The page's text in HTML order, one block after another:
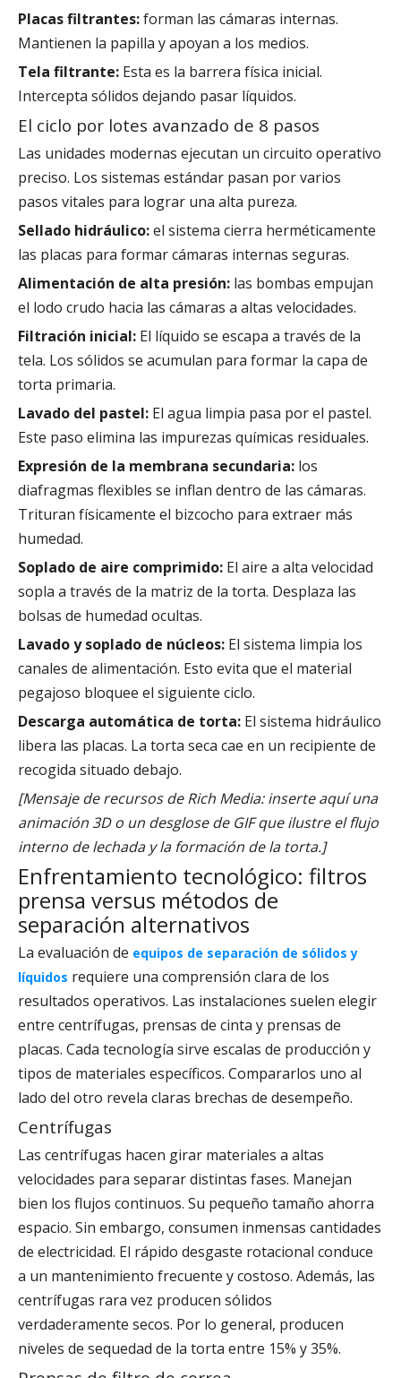
Placas filtrantes:forman las cámaras internas.
Mantienen la papilla y apoyan a los medios.
Tela filtrante: Esta es la barrera física inicial.
Intercepta sólidos dejando pasar líquidos.
El ciclo por lotes avanzado de 8 pasos
Las unidades modernas ejecutan un circuito operativo
preciso. Los sistemas estándar pasan por varios
pasos vitales para lograr una alta pureza.
Sellado hidráulico:el sistema cierra herméticamente
las placas para formar cámaras internas seguras.
Alimentación de alta presión: las bombas empujan
el lodo crudo hacia las cámaras a altas velocidades.
Filtración inicial: El líquido se escapa a través de la
tela. Los sólidos se acumulan para formar la capa de
torta primaria.
Lavado del pastel: El agua limpia pasa por el pastel.
Este paso elimina las impurezas químicas residuales.
Expresión de la membrana secundaria: los
diafragmas flexibles se inflan dentro de las cámaras.
Trituran físicamente el bizcocho para extraer más
humedad.
Soplado de aire comprimido: El aire a alta velocidad
sopla a través de la matriz de la torta. Desplaza las
bolsas de humedad ocultas.
Lavado y soplado de núcleos: El sistema limpia los
canales de alimentación. Esto evita que el material
pegajoso bloquee el siguiente ciclo.
Descarga automática de torta: El sistema hidráulico
libera las placas. La torta seca cae en un recipiente de
recogida situado debajo.
[Mensaje de recursos de Rich Media: inserte aquí una
animación 3D o un desglose de GIF que ilustre el flujo
interno de lechada y la formación de la torta.]
Enfrentamiento tecnológico: filtros
prensa versus métodos de
separación alternativos
La evaluación de equipos de separación de sólidos y
líquidos requiere una comprensión clara de los
resultados operativos. Las instalaciones suelen elegir
entre centrífugas, prensas de cinta y prensas de
placas. Cada tecnología sirve escalas de producción y
tipos de materiales específicos. Compararlos uno al
lado del otro revela claras brechas de desempeño.
Centrífugas
Las centrífugas hacen girar materiales a altas
velocidades para separar distintas fases. Manejan
bien los flujos continuos. Su pequeño tamaño ahorra
espacio. Sin embargo, consumen inmensas cantidades
de electricidad. El rápido desgaste rotacional conduce
a un mantenimiento frecuente y costoso. Además, las
centrífugas rara vez producen sólidos
verdaderamente secos. Por lo general, producen
niveles de sequedad de la torta entre 15% y 35%.